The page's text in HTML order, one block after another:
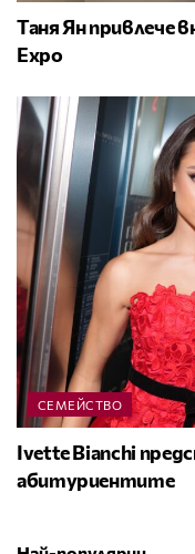
Таня Ян привлече
Expo
СЕМЕЙСТВО
Ivette Bianchi
абитуриентите